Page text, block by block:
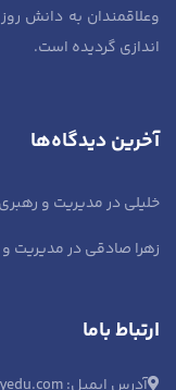
وعلاقمندان به دانش
اندازی گردیده است.
آخرین دیدگاه‌ها
خلیلی درمدیریت و
زهرا صادقی درمدیریت
ارتباط باما